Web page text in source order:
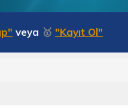
veya 🥇 "Kayıt Ol"